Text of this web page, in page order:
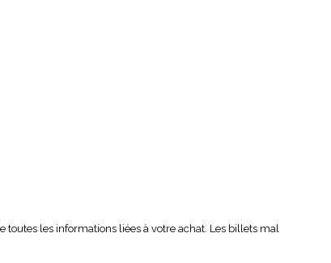
les informations liées à votre achat. Les billets mal